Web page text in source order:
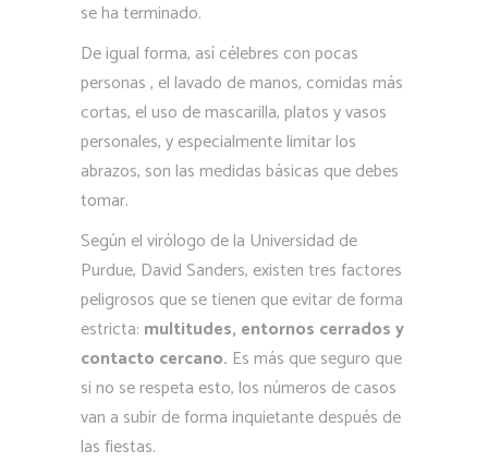
se ha terminado.
De igual forma, así célebres con pocas
personas , el lavado de manos, comidas más
cortas, el uso de mascarilla, platos y vasos
personales, y especialmente limitar los
abrazos, son las medidas básicas que debes
tomar.
Según el virólogo de la Universidad de
Purdue, David Sanders, existen tres factores
peligrosos que se tienen que evitar de forma
estricta: multitudes, entornos cerrados y
contacto cercano. Es más que seguro que
si no se respeta esto, los números de casos
van a subir de forma inquietante después de
las fiestas.